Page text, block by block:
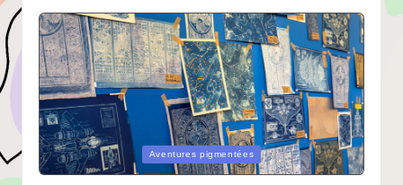
Posted
in
Aventures pigmentées